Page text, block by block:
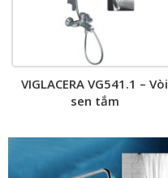
VIGLACERA VG541.1 – Vòi
sen tắm